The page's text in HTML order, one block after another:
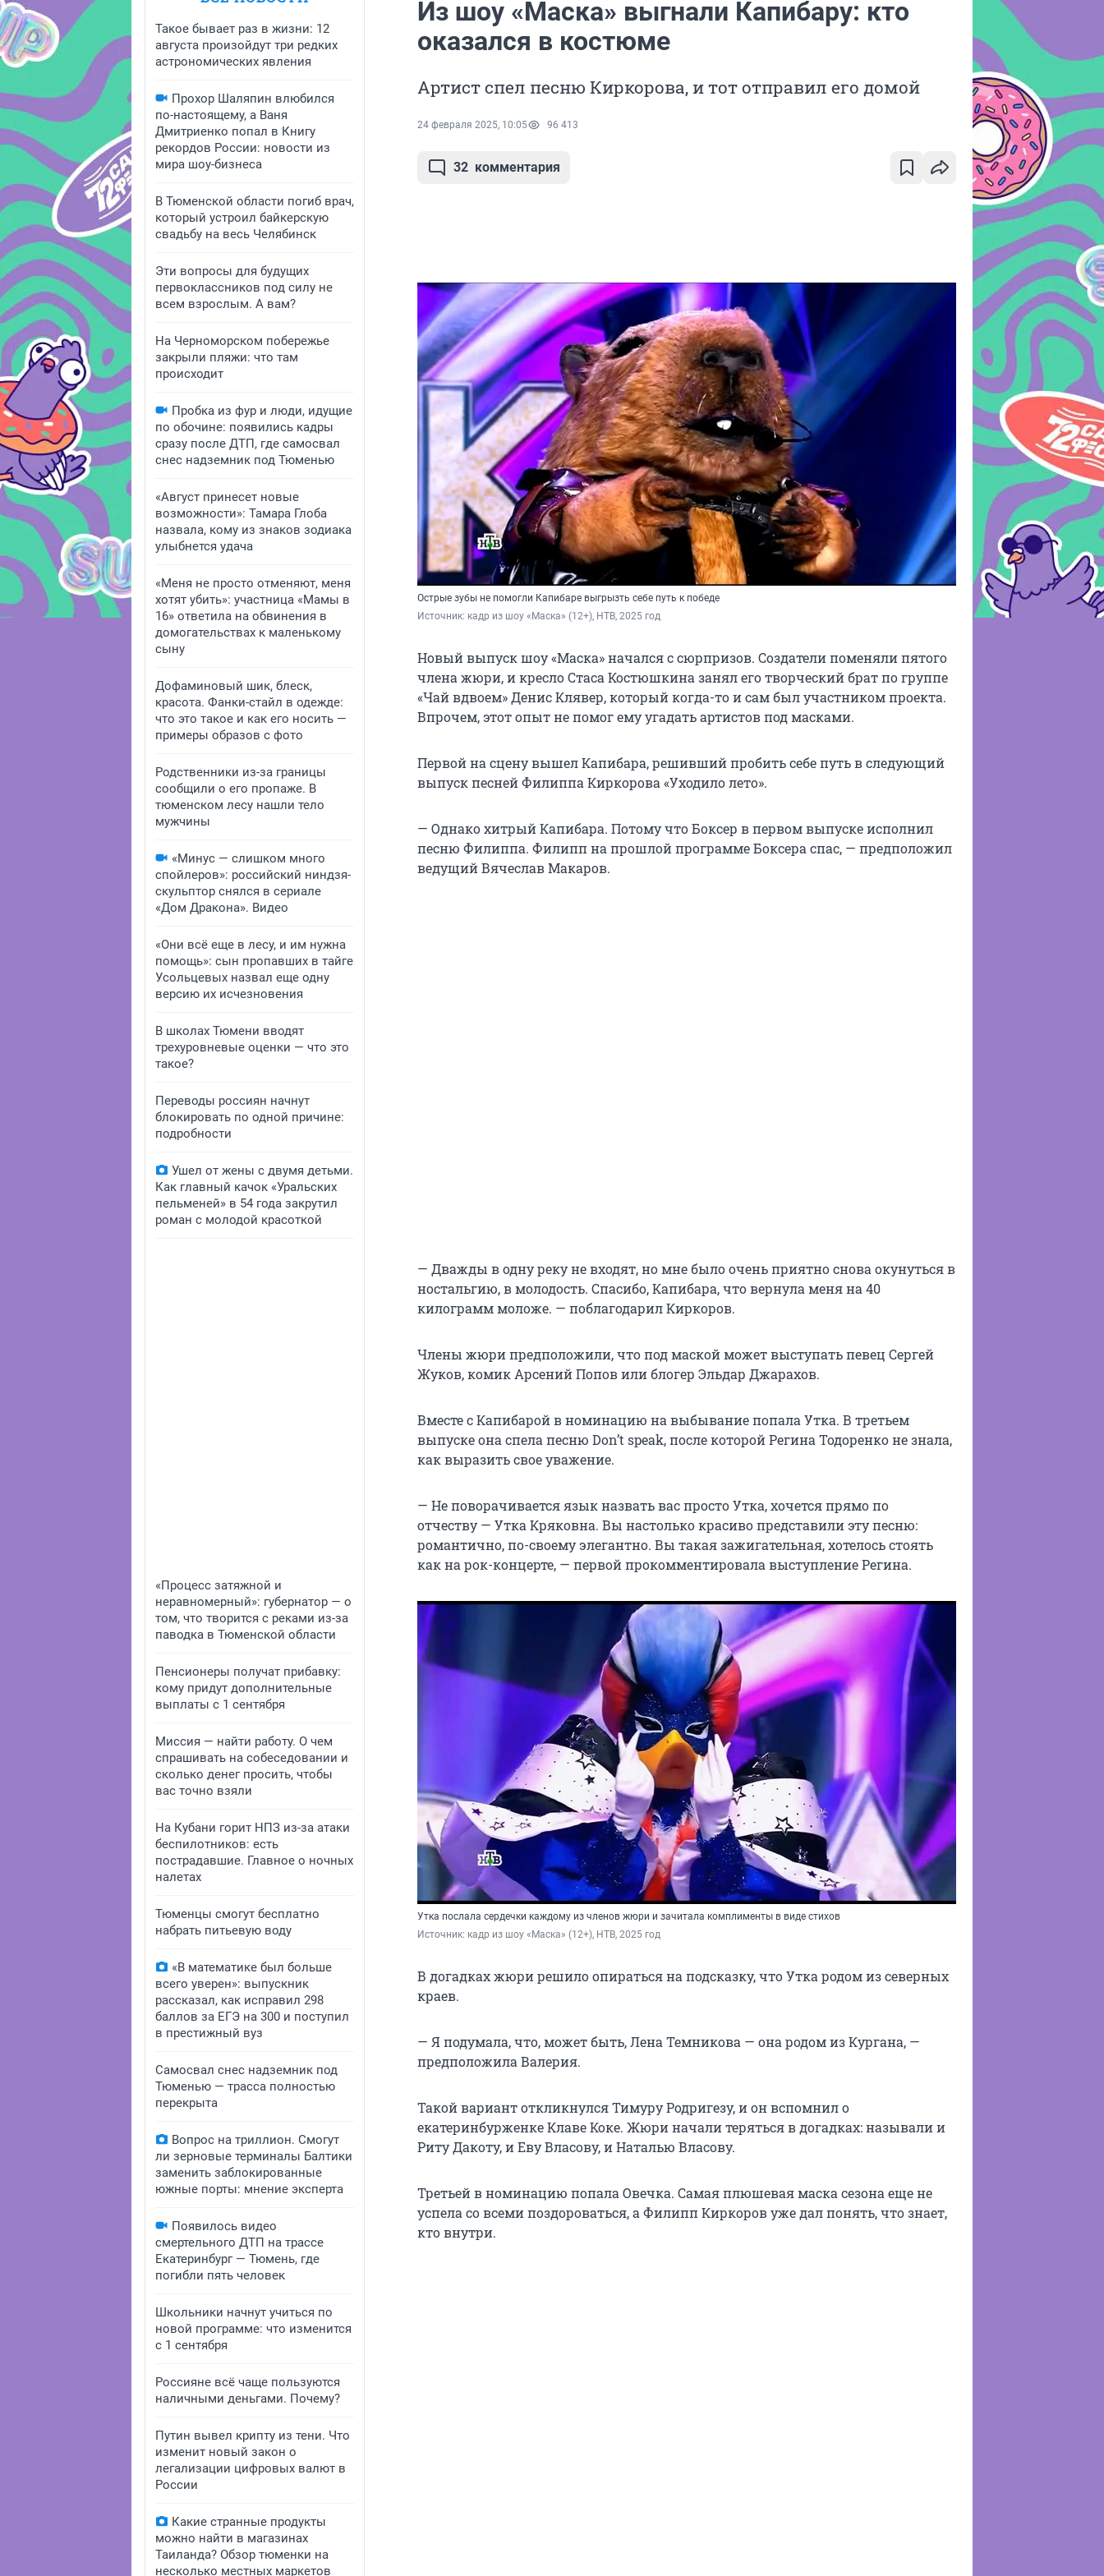
Такое бывает раз в жизни: 12
августа произойдут три редких
астрономических явления
Прохор Шаляпин влюбился
по-настоящему, а Ваня
Дмитриенко попал в Книгу
рекордов России: новости из
мира шоу-бизнеса
В Тюменской области погиб врач,
который устроил байкерскую
свадьбу на весь Челябинск
Эти вопросы для будущих
первоклассников под силу не
всем взрослым. А вам?
На Черноморском побережье
закрыли пляжи: что там
происходит
Пробка из фур и люди, идущие
по обочине: появились кадры
сразу после ДТП, где самосвал
снес надземник под Тюменью
«Август принесет новые
возможности»: Тамара Глоба
назвала, кому из знаков зодиака
улыбнется удача
«Меня не просто отменяют, меня
хотят убить»: участница «Мамы в
16» ответила на обвинения в
домогательствах к маленькому
сыну
Дофаминовый шик, блеск,
красота. Фанки-стайл в одежде:
что это такое и как его носить —
примеры образов с фото
Родственники из-за границы
сообщили о его пропаже. В
тюменском лесу нашли тело
мужчины
«Минус — слишком много
спойлеров»: российский ниндзя-
скульптор снялся в сериале
«Дом Дракона». Видео
«Они всё еще в лесу, и им нужна
помощь»: сын пропавших в тайге
Усольцевых назвал еще одну
версию их исчезновения
В школах Тюмени вводят
трехуровневые оценки — что это
такое?
Переводы россиян начнут
блокировать по одной причине:
подробности
Ушел от жены с двумя детьми.
Как главный качок «Уральских
пельменей» в 54 года закрутил
роман с молодой красоткой
«Процесс затяжной и
неравномерный»: губернатор — о
том, что творится с реками из-за
паводка в Тюменской области
Пенсионеры получат прибавку:
кому придут дополнительные
выплаты с 1 сентября
Миссия — найти работу. О чем
спрашивать на собеседовании и
сколько денег просить, чтобы
вас точно взяли
На Кубани горит НПЗ из-за атаки
беспилотников: есть
пострадавшие. Главное о ночных
налетах
Тюменцы смогут бесплатно
набрать питьевую воду
«В математике был больше
всего уверен»: выпускник
рассказал, как исправил 298
баллов за ЕГЭ на 300 и поступил
в престижный вуз
Самосвал снес надземник под
Тюменью — трасса полностью
перекрыта
Вопрос на триллион. Смогут
ли зерновые терминалы Балтики
заменить заблокированные
южные порты: мнение эксперта
Появилось видео
смертельного ДТП на трассе
Екатеринбург — Тюмень, где
погибли пять человек
Школьники начнут учиться по
новой программе: что изменится
с 1 сентября
Россияне всё чаще пользуются
наличными деньгами. Почему?
Путин вывел крипту из тени. Что
изменит новый закон о
легализации цифровых валют в
России
Какие странные продукты
можно найти в магазинах
Таиланда? Обзор тюменки на
несколько местных маркетов
Из шоу «Маска» выгнали Капибару: кто
оказался в костюме
Артист спел песню Киркорова, и тот отправил его домой
24 февраля 2025, 10:05 96 413
32 комментария
Острые зубы не помогли Капибаре выгрызть себе путь к победе
Источник: кадр из шоу «Маска» (12+), НТВ, 2025 год
Новый выпуск шоу «Маска» начался с сюрпризов. Создатели поменяли пятого
члена жюри, и кресло Стаса Костюшкина занял его творческий брат по группе
«Чай вдвоем» Денис Клявер, который когда-то и сам был участником проекта.
Впрочем, этот опыт не помог ему угадать артистов под масками.
Первой на сцену вышел Капибара, решивший пробить себе путь в следующий
выпуск песней Филиппа Киркорова «Уходило лето».
— Однако хитрый Капибара. Потому что Боксер в первом выпуске исполнил
песню Филиппа. Филипп на прошлой программе Боксера спас, — предположил
ведущий Вячеслав Макаров.
— Дважды в одну реку не входят, но мне было очень приятно снова окунуться в
ностальгию, в молодость. Спасибо, Капибара, что вернула меня на 40
килограмм моложе. — поблагодарил Киркоров.
Члены жюри предположили, что под маской может выступать певец Сергей
Жуков, комик Арсений Попов или блогер Эльдар Джарахов.
Вместе с Капибарой в номинацию на выбывание попала Утка. В третьем
выпуске она спела песню Don’t speak, после которой Регина Тодоренко не знала,
как выразить свое уважение.
— Не поворачивается язык назвать вас просто Утка, хочется прямо по
отчеству — Утка Кряковна. Вы настолько красиво представили эту песню:
романтично, по-своему элегантно. Вы такая зажигательная, хотелось стоять
как на рок-концерте, — первой прокомментировала выступление Регина.
Утка послала сердечки каждому из членов жюри и зачитала комплименты в виде стихов
Источник: кадр из шоу «Маска» (12+), НТВ, 2025 год
В догадках жюри решило опираться на подсказку, что Утка родом из северных
краев.
— Я подумала, что, может быть, Лена Темникова — она родом из Кургана, —
предположила Валерия.
Такой вариант откликнулся Тимуру Родригезу, и он вспомнил о
екатеринбурженке Клаве Коке. Жюри начали теряться в догадках: называли и
Риту Дакоту, и Еву Власову, и Наталью Власову.
Третьей в номинацию попала Овечка. Самая плюшевая маска сезона еще не
успела со всеми поздороваться, а Филипп Киркоров уже дал понять, что знает,
кто внутри.